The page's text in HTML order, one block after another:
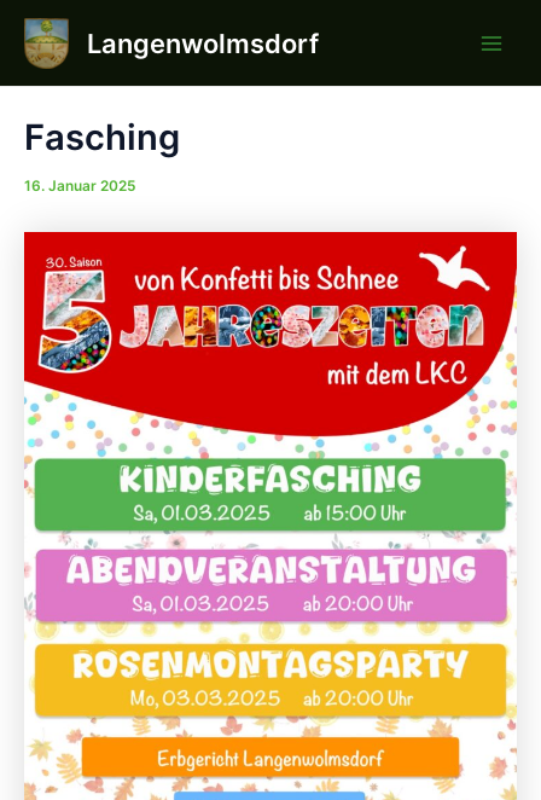
Zum
Inhalt
springen
Langenwolmsdorf
Fasching
16. Januar 2025